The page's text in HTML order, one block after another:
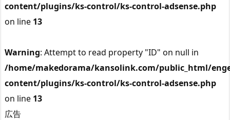
content/plugins/ks-control/ks-control-adsense.php
on line 13
Warning: Attempt to read property "ID" on null in
/home/makedorama/kansolink.com/public_html/
content/plugins/ks-control/ks-control-adsense.php
on line 13
広告